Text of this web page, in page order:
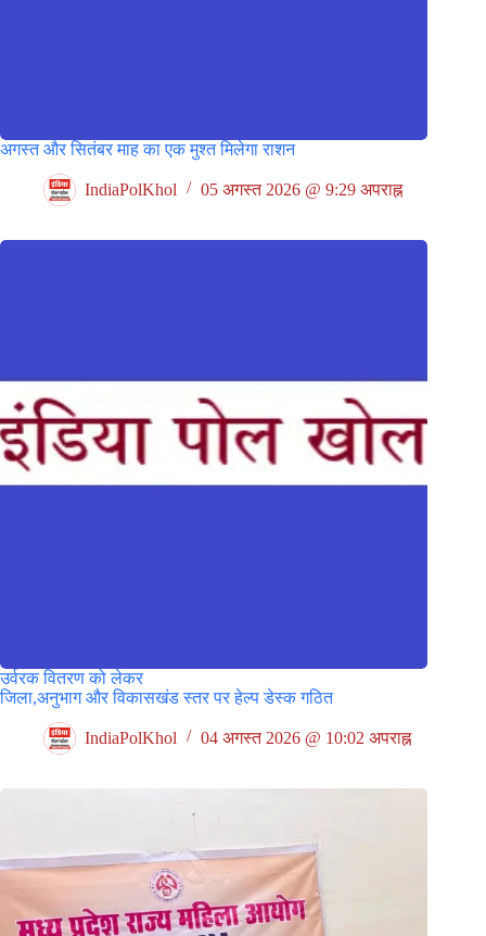
अगस्त और सितंबर माह का एक मुश्त मिलेगा राशन
IndiaPolKhol 05 अगस्त 2026 @ 9:29 अपराह्न
उर्वरक वितरण को लेकर
जिला,अनुभाग और विकासखंड स्तर पर हेल्प डेस्क गठित
IndiaPolKhol 04 अगस्त 2026 @ 10:02 अपराह्न